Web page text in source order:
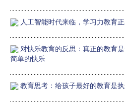
人工智能时代来临，学习力教育
对快乐教育的反思：真正的教育
简单的快乐
教育思考：给孩子最好的教育是